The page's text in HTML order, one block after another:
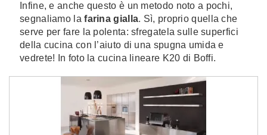
Infine, e anche questo è un metodo noto a pochi,
segnaliamo lafarina gialla. Sì, proprio quella che
serve per fare la polenta: sfregatela sulle superfici
della cucina con l’aiuto di una spugna umida e
vedrete! In foto la cucina lineare K20 di Boffi.